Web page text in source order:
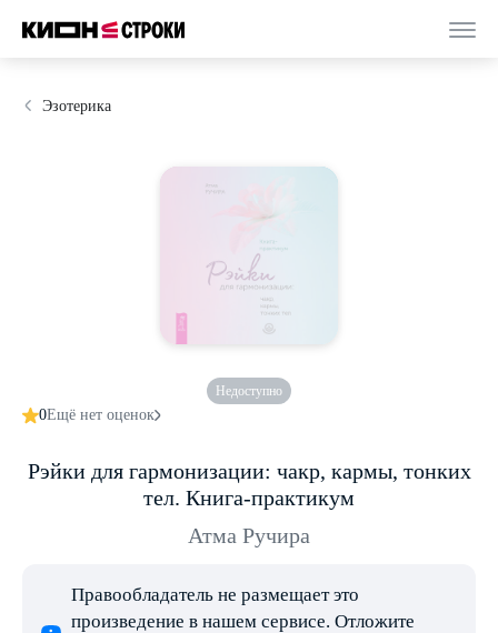
Эзотерика
Недоступно
0Ещё нет оценок
Рэйки для гармонизации: чакр, кармы, тонких
тел. Книга-практикум
Атма Ручира
Правообладатель не размещает это
произведение в нашем сервисе. Отложите